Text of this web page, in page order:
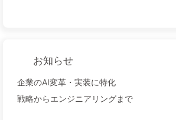
お知らせ
企業のAI変革・実装に特化
戦略からエンジニアリングまで